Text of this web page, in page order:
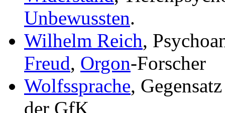
Unbewussten.
Wilhelm Reich,
Freud, Orgon-Forscher
Wolfssprache,
der GfK